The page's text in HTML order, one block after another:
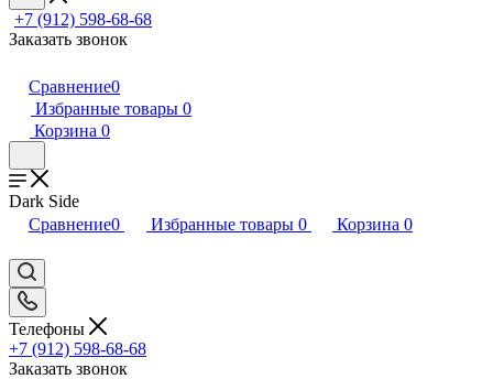
+7 (912) 598-68-68
Заказать звонок
Сравнение0
Избранные товары 0
Корзина 0
Dark Side
Сравнение0 Избранные товары 0 Корзина 0
Телефоны
+7 (912) 598-68-68
Заказать звонок